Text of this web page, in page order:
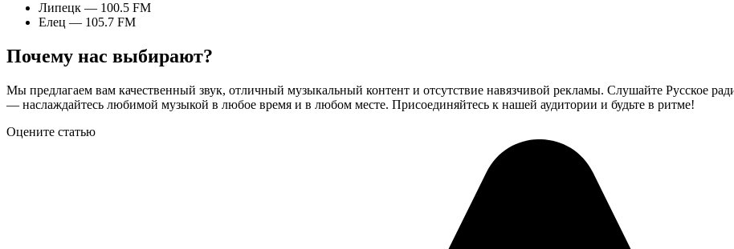
Липецк — 100.5 FM
Елец — 105.7 FM
Почему нас выбирают?
Мы предлагаем вам качественный звук, отличный музыкальный контент и отсутствие навязчивой рекламы. Слушайте Русское
— наслаждайтесь любимой музыкой в любое время и в любом месте. Присоединяйтесь к нашей аудитории и будьте в ритме!
Оцените статью